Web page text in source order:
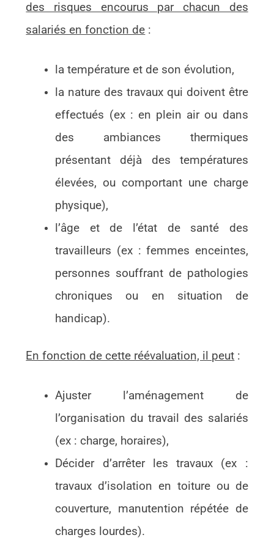
des risques encourus par chacun des
salariés en fonction de :
la température et de son évolution,
la nature des travaux qui doivent être
effectués (ex : en plein air ou dans
des ambiances thermiques
présentant déjà des températures
élevées, ou comportant une charge
physique),
l’âge et de l’état de santé des
travailleurs (ex : femmes enceintes,
personnes souffrant de pathologies
chroniques ou en situation de
handicap).
En fonction de cette réévaluation, il peut :
Ajuster l’aménagement de
l’organisation du travail des salariés
(ex : charge, horaires),
Décider d’arrêter les travaux (ex :
travaux d’isolation en toiture ou de
couverture, manutention répétée de
charges lourdes).